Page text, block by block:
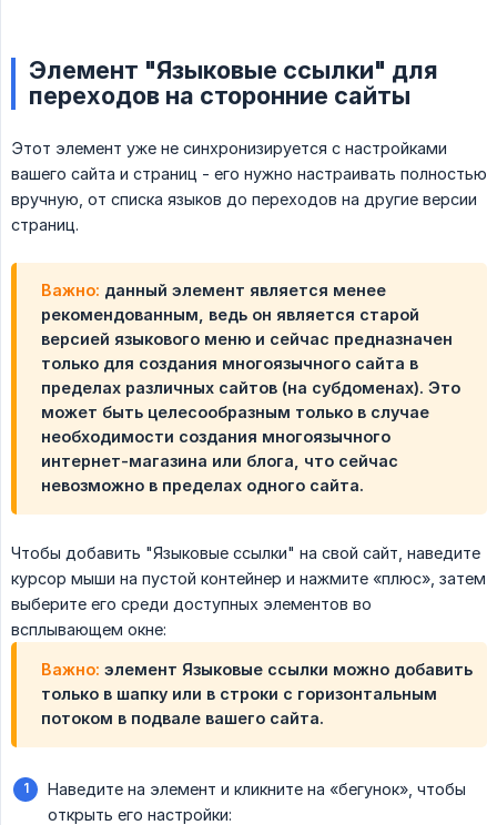
Элемент "Языковые ссылки" для
переходов на сторонние сайты
Этот элемент уже не синхронизируется с настройками
вашего сайта и страниц - его нужно настраивать полностью
вручную, от списка языков до переходов на другие версии
страниц.
Важно: данный элемент является менее
рекомендованным, ведь он является старой
версией языкового меню и сейчас предназначен
только для создания многоязычного сайта в
пределах различных сайтов (на субдоменах). Это
может быть целесообразным только в случае
необходимости создания многоязычного
интернет-магазина или блога, что сейчас
невозможно в пределах одного сайта.
Чтобы добавить "Языковые ссылки" на свой сайт, наведите
курсор мыши на пустой контейнер и нажмите «плюс», затем
выберите его среди доступных элементов во
всплывающем окне:
Важно: элемент Языковые ссылки можно добавить
только в шапку или в строки с горизонтальным
потоком в подвале вашего сайта.
Наведите на элемент и кликните на «бегунок», чтобы
открыть его настройки: